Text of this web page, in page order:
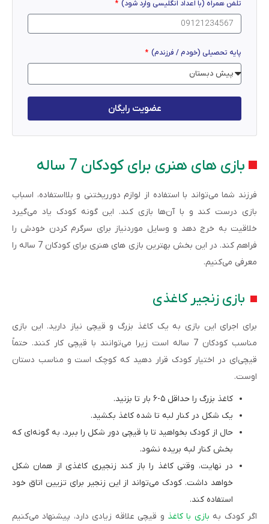
تلفن همراه (با اعداد انگلیسی وارد شود)
پایه تحصیلی (خودم / فرزندم)
عضویت رایگان
بازی های هنری برای کودکان 7 ساله
فرزند شما می‌تواند با استفاده از لوازم دورریختنی و بلااستفاده، اسباب
بازی درست کند و با آن‌ها بازی کند. این گونه کودک یاد می‌گیرد
خلاقیت به خرج دهد و وسایل موردنیاز برای سرگرم کردن خودش را
فراهم کند. در این بخش بهترین بازی های هنری برای کودکان 7 ساله را
معرفی می‌کنیم.
بازی زنجیر کاغذی
برای اجرای این بازی به یک کاغذ بزرگ و قیچی نیاز دارید. این بازی
مناسب کودکان 7 ساله است زیرا می‌توانند با قیچی کار کنند. حتماً
قیچی‌ای در اختیار کودک قرار دهید که کوچک است و مناسب دستان
اوست.
کاغذ بزرگ را حداقل ۵-۶ بار تا بزنید.
یک شکل در کنار لبه تا شده کاغذ بکشید.
حال از کودک بخواهید تا با قیچی دور شکل را ببرد، به گونه‌ای که
بخش کنار لبه بریده نشود.
در نهایت، وقتی کاغذ را باز کند زنجیری کاغذی از همان شکل
خواهد داشت. کودک می‌تواند از این زنجیر برای تزیین اتاق خود
استفاده کند.
اگر کودک به بازی با کاغذ و قیچی علاقه زیادی دارد، پیشنهاد می‌کنیم